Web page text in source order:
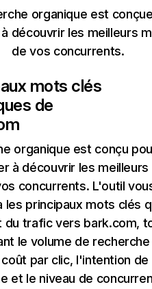
organique est
découvrir les meilleurs
de vos concurrents.
mots clés
de
organique est conçu
à découvrir les
concurrents. L'outil
les principaux mots clés
du trafic vers bark.com,
le volume de recherche
par clic, l'intention de
et le niveau de